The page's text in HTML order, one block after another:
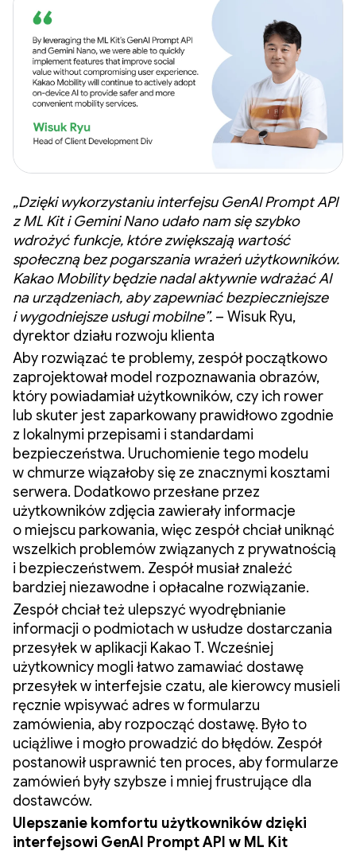
„Dzięki wykorzystaniu interfejsu GenAI Prompt API
z ML Kit i Gemini Nano udało nam się szybko
wdrożyć funkcje, które zwiększają wartość
społeczną bez pogarszania wrażeń użytkowników.
Kakao Mobility będzie nadal aktywnie wdrażać AI
na urządzeniach, aby zapewniać bezpieczniejsze
i wygodniejsze usługi mobilne”. – Wisuk Ryu,
dyrektor działu rozwoju klienta
Aby rozwiązać te problemy, zespół początkowo
zaprojektował model rozpoznawania obrazów,
który powiadamiał użytkowników, czy ich rower
lub skuter jest zaparkowany prawidłowo zgodnie
z lokalnymi przepisami i standardami
bezpieczeństwa. Uruchomienie tego modelu
w chmurze wiązałoby się ze znacznymi kosztami
serwera. Dodatkowo przesłane przez
użytkowników zdjęcia zawierały informacje
o miejscu parkowania, więc zespół chciał uniknąć
wszelkich problemów związanych z prywatnością
i bezpieczeństwem. Zespół musiał znaleźć
bardziej niezawodne i opłacalne rozwiązanie.
Zespół chciał też ulepszyć wyodrębnianie
informacji o podmiotach w usłudze dostarczania
przesyłek w aplikacji Kakao T. Wcześniej
użytkownicy mogli łatwo zamawiać dostawę
przesyłek w interfejsie czatu, ale kierowcy musieli
ręcznie wpisywać adres w formularzu
zamówienia, aby rozpocząć dostawę. Było to
uciążliwe i mogło prowadzić do błędów. Zespół
postanowił usprawnić ten proces, aby formularze
zamówień były szybsze i mniej frustrujące dla
dostawców.
Ulepszanie komfortu użytkowników dzięki
interfejsowi GenAI Prompt API w ML Kit